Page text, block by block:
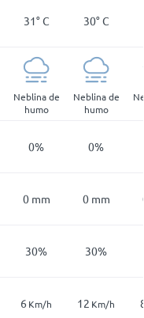
31°C 30°C
Neblina de
humo
Neblina de
humo
0% 0%
0 mm 0 mm
30% 30%
6 Km/h 12 Km/h